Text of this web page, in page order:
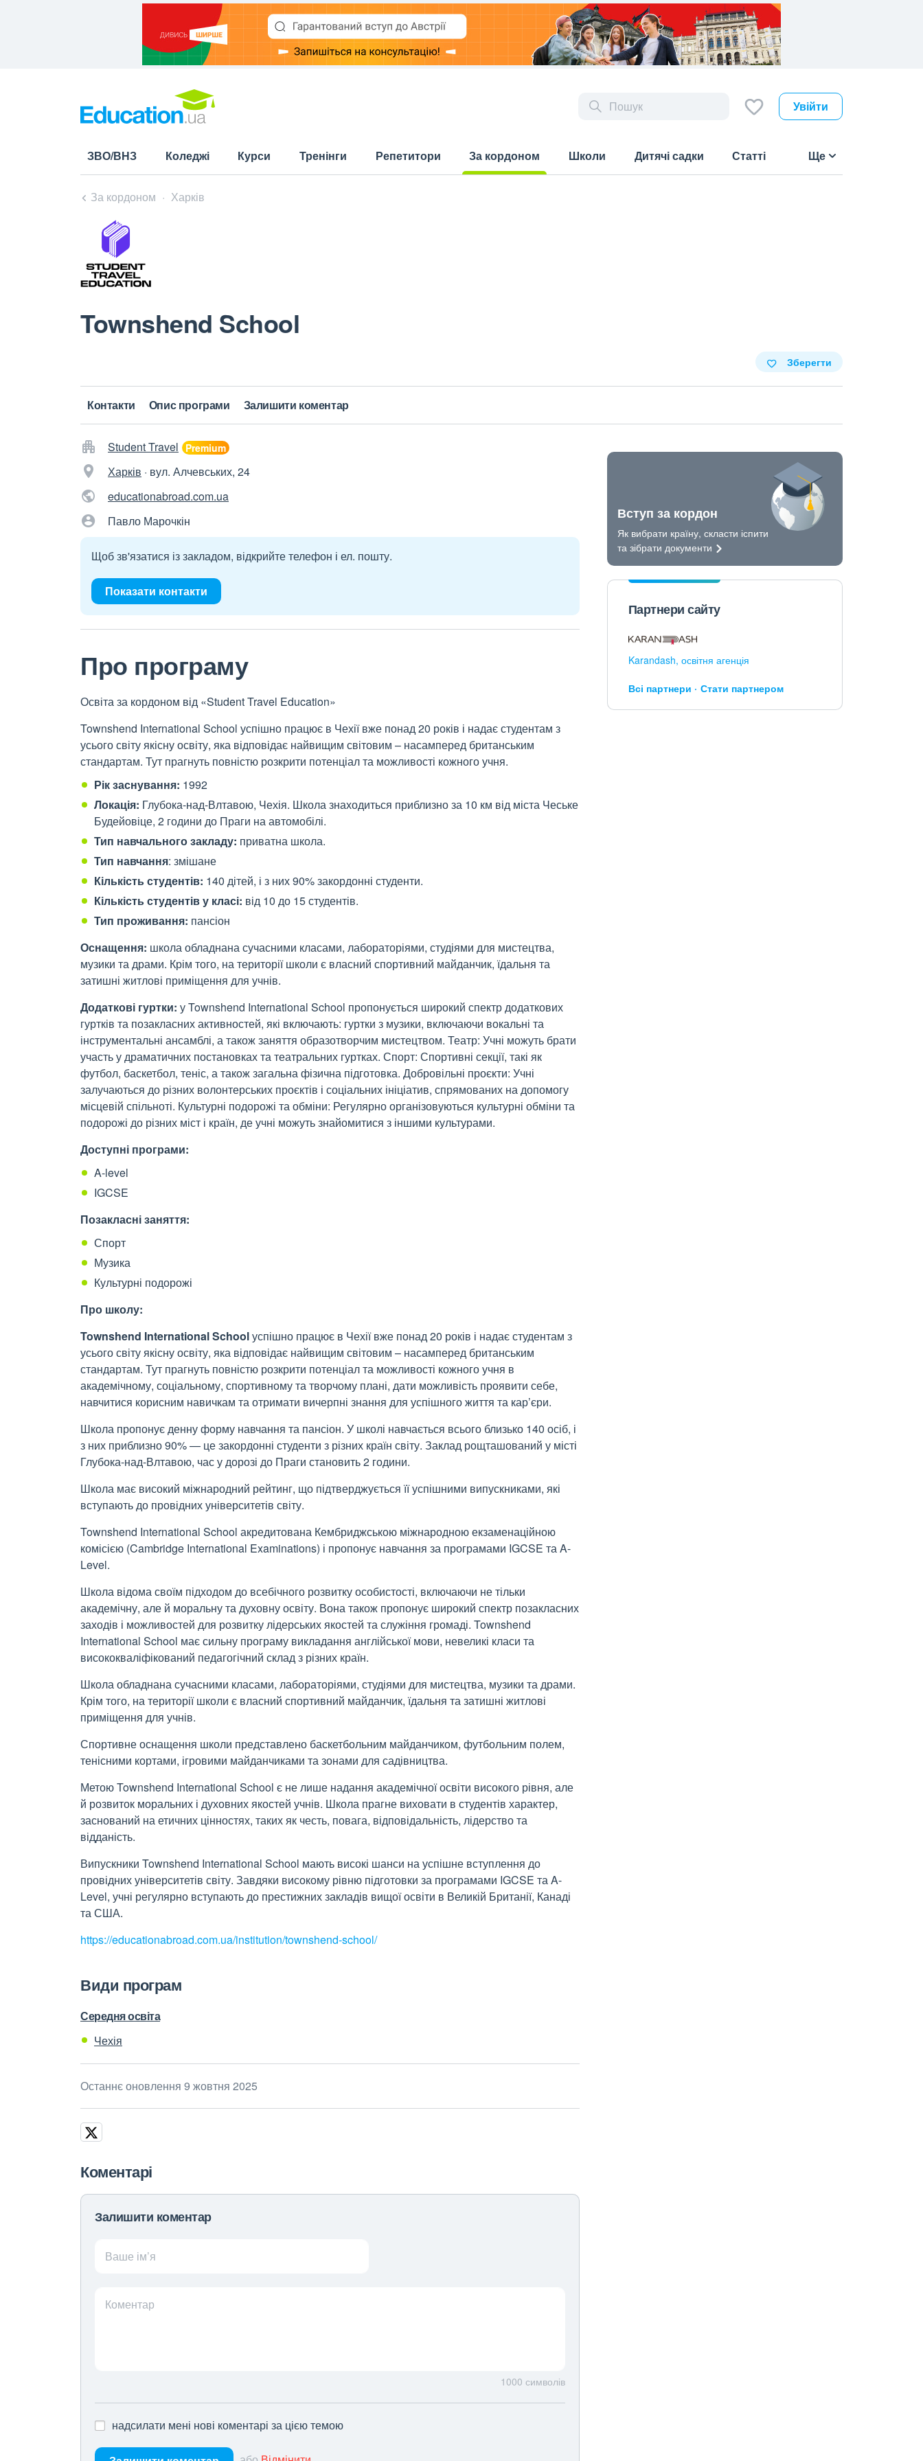
Увійти
ЗВО/ВНЗ Коледжі Курси Тренінги Репетитори
За кордоном
Школи Дитячі садки Статті Ще
За кордоном Харків
Townshend School
Зберегти
Контакти Опис програми Залишити коментар
Student Travel
Харків · вул. Алчевських, 24
educationabroad.com.ua
Павло Марочкін
Щоб зв'язатися із закладом, відкрийте телефон і ел. пошту.
Показати контакти
Про програму
Освіта за кордоном від «Student Travel Education»
Townshend International School успішно працює в Чехії вже понад 20 років і надає студентам з
усього світу якісну освіту, яка відповідає найвищим світовим – насамперед британським
стандартам. Тут прагнуть повністю розкрити потенціал та можливості кожного учня.
Рік заснування: 1992
Локація: Глубока-над-Влтавою, Чехія. Школа знаходиться приблизно за 10 км від міста Чеське
Будейовіце, 2 години до Праги на автомобілі.
Тип навчального закладу: приватна школа.
Тип навчання: змішане
Кількість студентів: 140 дітей, і з них 90% закордонні студенти.
Кількість студентів у класі: від 10 до 15 студентів.
Тип проживання: пансіон
Оснащення: школа обладнана сучасними класами, лабораторіями, студіями для мистецтва,
музики та драми. Крім того, на території школи є власний спортивний майданчик, їдальня та
затишні житлові приміщення для учнів.
Додаткові гуртки: у Townshend International School пропонується широкий спектр додаткових
гуртків та позакласних активностей, які включають: гуртки з музики, включаючи вокальні та
інструментальні ансамблі, а також заняття образотворчим мистецтвом. Театр: Учні можуть брати
участь у драматичних постановках та театральних гуртках. Спорт: Спортивні секції, такі як
футбол, баскетбол, теніс, а також загальна фізична підготовка. Добровільні проєкти: Учні
залучаються до різних волонтерських проєктів і соціальних ініціатив, спрямованих на допомогу
місцевій спільноті. Культурні подорожі та обміни: Регулярно організовуються культурні обміни та
подорожі до різних міст і країн, де учні можуть знайомитися з іншими культурами.
Доступні програми:
A-level
IGCSE
Позакласні заняття:
Спорт
Музика
Культурні подорожі
Про школу:
Townshend International Schoolуспішно працює в Чехії вже понад 20 років і надає студентам з
усього світу якісну освіту, яка відповідає найвищим світовим – насамперед британським
стандартам. Тут прагнуть повністю розкрити потенціал та можливості кожного учня в
академічному, соціальному, спортивному та творчому плані, дати можливість проявити себе,
навчитися корисним навичкам та отримати вичерпні знання для успішного життя та кар’єри.
Школа пропонує денну форму навчання та пансіон. У школі навчається всього близько 140 осіб, і
з них приблизно 90% — це закордонні студенти з різних країн світу. Заклад рощташований у місті
Глубока-над-Влтавою, час у дорозі до Праги становить 2 години.
Школа має високий міжнародний рейтинг, що підтверджується її успішними випускниками, які
вступають до провідних університетів світу.
Townshend International School акредитована Кембриджською міжнародною екзаменаційною
комісією (Cambridge International Examinations) і пропонує навчання за програмами IGCSE та A-
Level.
Школа відома своїм підходом до всебічного розвитку особистості, включаючи не тільки
академічну, але й моральну та духовну освіту. Вона також пропонує широкий спектр позакласних
заходів і можливостей для розвитку лідерських якостей та служіння громаді. Townshend
International School має сильну програму викладання англійської мови, невеликі класи та
висококваліфікований педагогічний склад з різних країн.
Школа обладнана сучасними класами, лабораторіями, студіями для мистецтва, музики та драми.
Крім того, на території школи є власний спортивний майданчик, їдальня та затишні житлові
приміщення для учнів.
Спортивне оснащення школи представлено баскетбольним майданчиком, футбольним полем,
тенісними кортами, ігровими майданчиками та зонами для садівництва.
Метою Townshend International School є не лише надання академічної освіти високого рівня, але
й розвиток моральних і духовних якостей учнів. Школа прагне виховати в студентів характер,
заснований на етичних цінностях, таких як честь, повага, відповідальність, лідерство та
відданість.
Випускники Townshend International School мають високі шанси на успішне вступлення до
провідних університетів світу. Завдяки високому рівню підготовки за програмами IGCSE та A-
Level, учні регулярно вступають до престижних закладів вищої освіти в Великій Британії, Канаді
та США.
https://educationabroad.com.ua/institution/townshend-school/
Види програм
Середня освіта
Чехія
Останнє оновлення 9 жовтня 2025
Коментарі
Залишити коментар
Ваше ім’я
Коментар
1000 символів
надсилати мені нові коментарі за цією темою
Вступ за кордон
Як вибрати країну, скласти іспити
та зібрати документи
Партнери сайту
Karandash, освітня агенція
Всі партнери Стати партнером